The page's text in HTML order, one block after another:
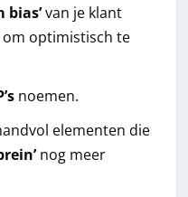
bias’van je klant
optimistisch te
noemen.
elementen die
nog meer